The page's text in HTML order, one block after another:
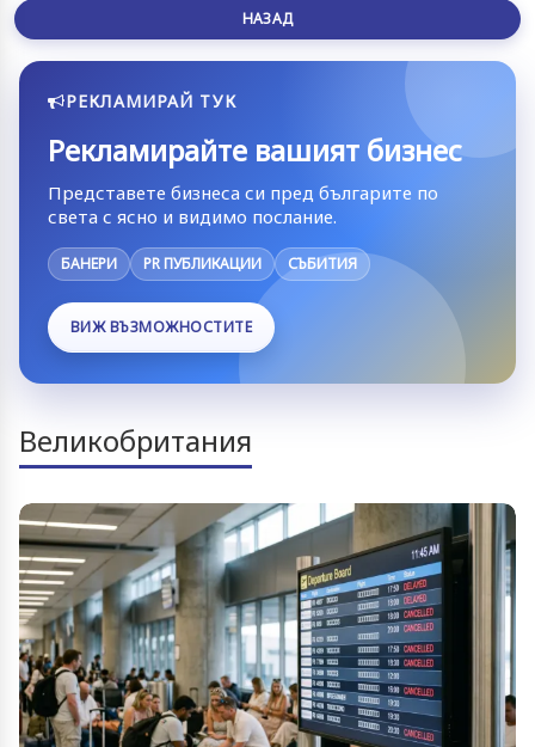
НАЗАД
РЕКЛАМИРАЙ ТУК
Рекламирайте вашият бизнес
Представете бизнеса си пред българите по
света с ясно и видимо послание.
БАНЕРИ PR ПУБЛИКАЦИИ СЪБИТИЯ
ВИЖ ВЪЗМОЖНОСТИТЕ
Великобритания